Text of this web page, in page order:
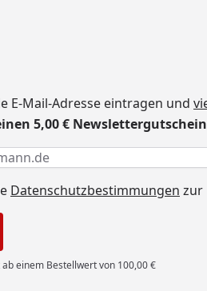
E-Mail-Adresse eintragen und
5,00 € Newslettergutschein
erforderlich
Datenschutzbestimmungen zur
einem Bestellwert von 100,00 €